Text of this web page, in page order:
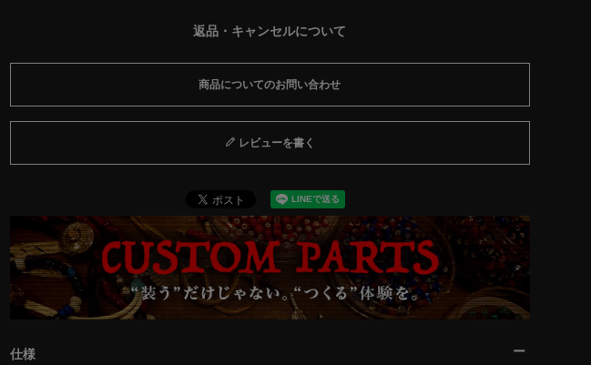
返品・キャンセルについて
商品についてのお問い合わせ
レビューを書く
仕様